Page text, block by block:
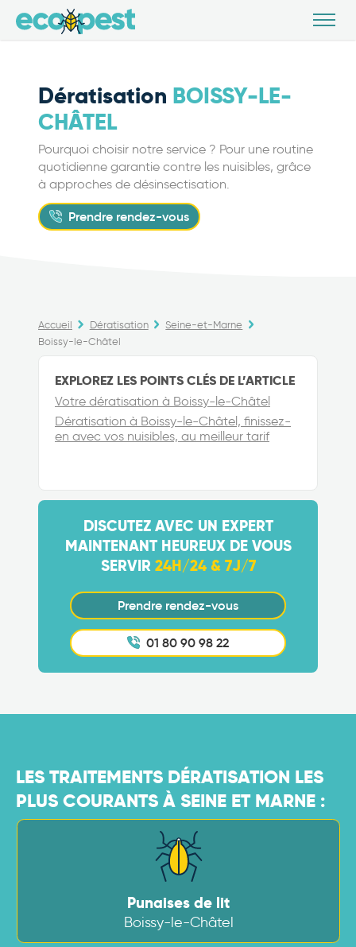
Dératisation BOISSY-LE-
CHÂTEL
Pourquoi choisir notre service ? Pour une routine
quotidienne garantie contre les nuisibles, grâce
à approches de désinsectisation.
Prendre rendez-vous
Accueil Dératisation
Seine-et-Marne
Boissy-le-Châtel
EXPLOREZ LES POINTS CLÉS DE L’ARTICLE
Votre dératisation à Boissy-le-Châtel
Dératisation à Boissy-le-Châtel, finissez-
en avec vos nuisibles, au meilleur tarif
DISCUTEZ AVEC UN EXPERT
MAINTENANT HEUREUX DE VOUS
SERVIR 24H/24 & 7J/7
Prendre rendez-vous
01 80 90 98 22
LES TRAITEMENTS DÉRATISATION LES
PLUS COURANTS À SEINE ET MARNE :
Punaises de lit
Boissy-le-Châtel